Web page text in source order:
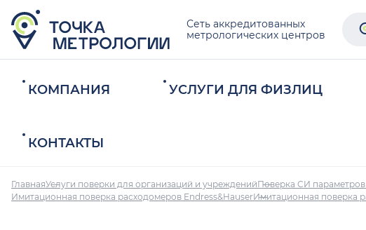
Сеть аккредитованных
метрологических центров
КОМПАНИЯ УСЛУГИ ДЛЯ ФИЗЛИЦ
КОНТАКТЫ
ГлавнаяУслуги поверки для организаций и учрежденийПоверка СИ параметров
Имитационная поверка расходомеров Endress&HauserИмитационная поверка